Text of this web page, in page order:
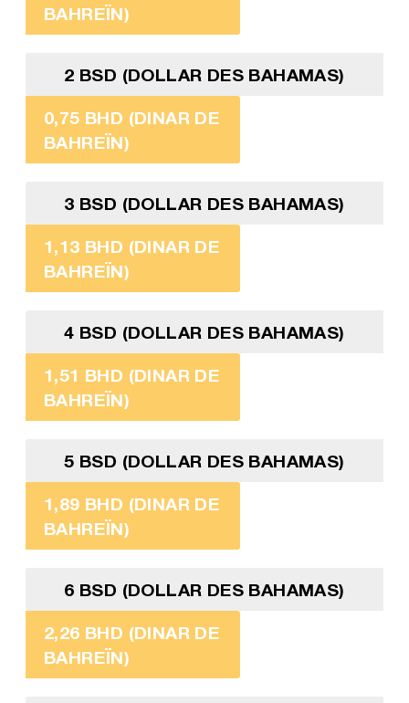
BAHREÏN)
2 BSD (DOLLAR DES BAHAMAS)
0,75 BHD (DINAR DE
BAHREÏN)
3 BSD (DOLLAR DES BAHAMAS)
1,13 BHD (DINAR DE
BAHREÏN)
4 BSD (DOLLAR DES BAHAMAS)
1,51 BHD (DINAR DE
BAHREÏN)
5 BSD (DOLLAR DES BAHAMAS)
1,89 BHD (DINAR DE
BAHREÏN)
6 BSD (DOLLAR DES BAHAMAS)
2,26 BHD (DINAR DE
BAHREÏN)